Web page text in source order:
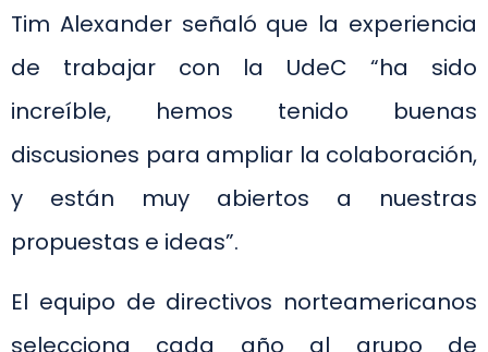
Tim Alexander señaló que la experiencia
de trabajar con la UdeC “ha sido
increíble, hemos tenido buenas
discusiones para ampliar la colaboración,
y están muy abiertos a nuestras
propuestas e ideas”.
El equipo de directivos norteamericanos
selecciona cada año al grupo de